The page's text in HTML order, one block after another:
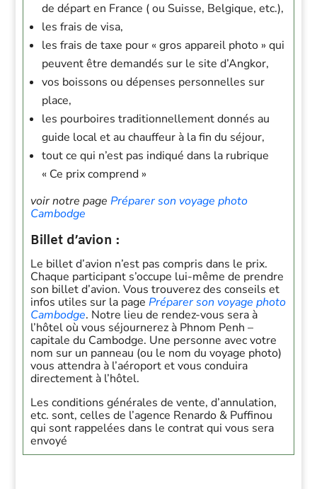
de départ en France ( ou Suisse, Belgique, etc.),
les frais de visa,
les frais de taxe pour « gros appareil photo » qui
peuvent être demandés sur le site d’Angkor,
vos boissons ou dépenses personnelles sur
place,
les pourboires traditionnellement donnés au
guide local et au chauffeur à la fin du séjour,
tout ce qui n’est pas indiqué dans la rubrique
« Ce prix comprend »
voir notre pagePréparer son voyage photo
Cambodge
Billet d’avion :
Le billet d’avion n’est pas compris dans le prix.
Chaque participant s’occupe lui-même de prendre
son billet d’avion. Vous trouverez des conseils et
infos utiles sur la pagePréparer son voyage photo
Cambodge. Notre lieu de rendez-vous sera à
l’hôtel où vous séjournerez à Phnom Penh –
capitale du Cambodge. Une personne avec votre
nom sur un panneau (ou le nom du voyage photo)
vous attendra à l’aéroport et vous conduira
directement à l’hôtel.
Les conditions générales de vente, d’annulation,
etc. sont, celles de l’agence Renardo & Puffinou
qui sont rappelées dans le contrat qui vous sera
envoyé